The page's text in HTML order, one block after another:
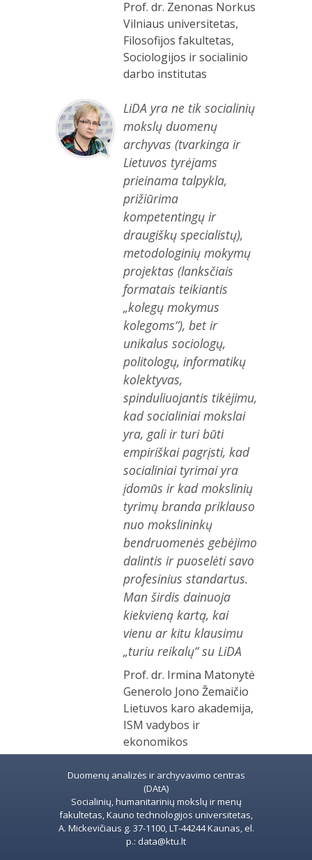
Prof. dr. Zenonas Norkus
Vilniaus universitetas,
Filosofijos fakultetas,
Sociologijos ir socialinio
darbo institutas
LiDA yra ne tik socialinių
mokslų duomenų
archyvas (tvarkinga ir
Lietuvos tyrėjams
prieinama talpykla,
prižiūrima
kompetentingų ir
draugiškų specialistų),
metodologinių mokymų
projektas (lanksčiais
formatais teikiantis
„kolegų mokymus
kolegoms“), bet ir
unikalus sociologų,
politologų, informatikų
kolektyvas,
spinduliuojantis tikėjimu,
kad socialiniai mokslai
yra, gali ir turi būti
empiriškai pagrįsti, kad
socialiniai tyrimai yra
įdomūs ir kad mokslinių
tyrimų branda priklauso
nuo mokslininkų
bendruomenės gebėjimo
dalintis ir puoselėti savo
profesinius standartus.
Man širdis dainuoja
kiekvieną kartą, kai
vienu ar kitu klausimu
„turiu reikalų“ su LiDA
Prof. dr. Irmina Matonytė
Generolo Jono Žemaičio
Lietuvos karo akademija,
ISM vadybos ir
ekonomikos
universitetas
Duomenų analizės ir archyvavimo centras
(DAtA)
Socialinių, humanitarinių mokslų ir menų
fakultetas, Kauno technologijos universitetas,
A. Mickevičiaus g. 37-1100, LT-44244 Kaunas, el.
p.: data@ktu.lt